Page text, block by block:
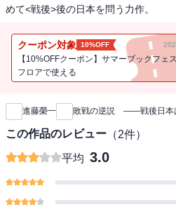
めて<戦後>後の日本を問う力作。
クーポン対象 10%OFF
【10%OFFクーポン】サマーブックフェ
フロアで使える
新刊通知
進藤榮一 敗戦の逆説 ――戦後日本
この作品のレビュー （2件）
平均 3.0